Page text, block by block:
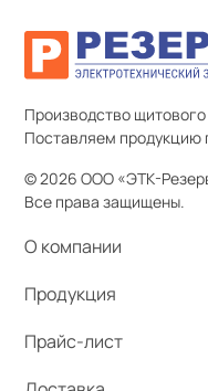
Производство
Поставляем продукцию
© 2026 ООО «ЭТК-
Все права защищены.
О компании
Продукция
Прайс-лист